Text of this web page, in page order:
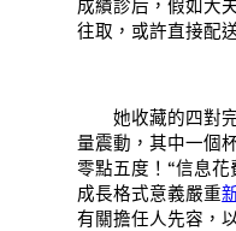
成績診后，假如大
往取，或許直接配
她收藏的四對完
量震動，其中一個
零點五度！“信息
成長格式意義嚴重
有關擔任人先容，